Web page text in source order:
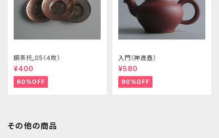
銅茶托_05（４枚）
¥400
60%OFF
入門（神逸壺）
¥580
90%OFF
その他の商品